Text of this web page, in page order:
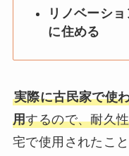
リノベーシ
に住める
実際に古民家で使
用するので、耐久
宅で使用されたこ